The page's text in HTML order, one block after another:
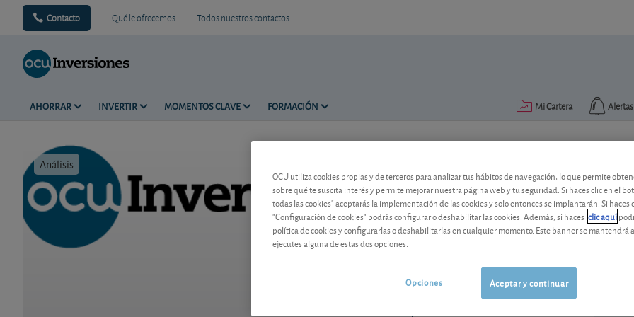
Contacto Qué le ofrecemos Todos nuestros contactos
AHORRAR INVERTIR MOMENTOS CLAVE FORMACIÓN Alertas
Mi Cartera
Análisis
¿Reinvierto los dividendos
Mapfre propone a sus accionistas
Rechácelo.
OCU utiliza cookies propias y de terceros para analizar tus hábitos de navegación, lo que permite
sobre qué te suscita interés y permite mejorar nuestra página web y tu seguridad. Si haces clic en el
todas las cookies" aceptarás la implementación de las cookies y solo entonces se implantarán. Si haces
"Configuración de cookies" podrás configurar o deshabilitar las cookies. Además, si haces clic aquí
política de cookies y configurarlas o deshabilitarlas en cualquier momento. Este banner se mantendrá
ejecutes alguna de estas dos opciones.
Aceptar y continuar
Opciones